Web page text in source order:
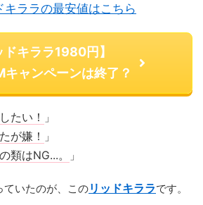
キララの最安値はこちら
ドキララ1980円】
キャンペーンは終了？
たい！
」
が嫌！
」
類はNG...。 」
ていたのが、このリッドキララです。